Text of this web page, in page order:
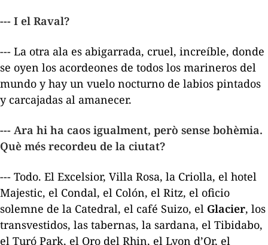
--- I el Raval?
--- La otra ala es abigarrada, cruel, increíble, donde
se oyen los acordeones de todos los marineros del
mundo y hay un vuelo nocturno de labios pintados
y carcajadas al amanecer.
--- Ara hi ha caos igualment, però sense bohèmia.
Què més recordeu de la ciutat?
--- Todo. El Excelsior, Villa Rosa, la Criolla, el hotel
Majestic, el Condal, el Colón, el Ritz, el oficio
solemne de la Catedral, el café Suizo, el Glacier, los
transvestidos, las tabernas, la sardana, el Tibidabo,
el Turó Park, el Oro del Rhin, el Lyon d’Or, el